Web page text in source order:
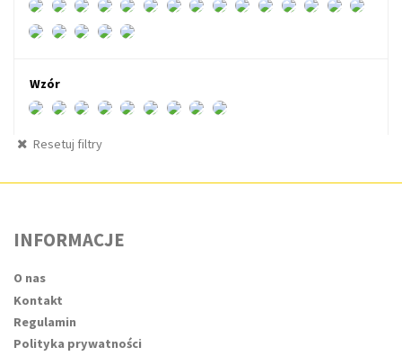
Wzór
Resetuj filtry
INFORMACJE
O nas
Kontakt
Regulamin
Polityka prywatności